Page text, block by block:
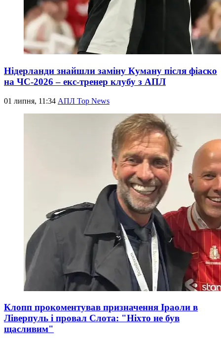
Нідерланди знайшли заміну Куману після фіаско
на ЧС-2026 – екс-тренер клубу з АПЛ
01 липня, 11:34 АПЛ Top News
Клопп прокоментував призначення Іраоли в
Ліверпуль і провал Слота: "Ніхто не був
щасливим"